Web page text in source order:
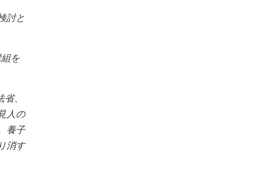
討と
を
、
人の
養子
消す